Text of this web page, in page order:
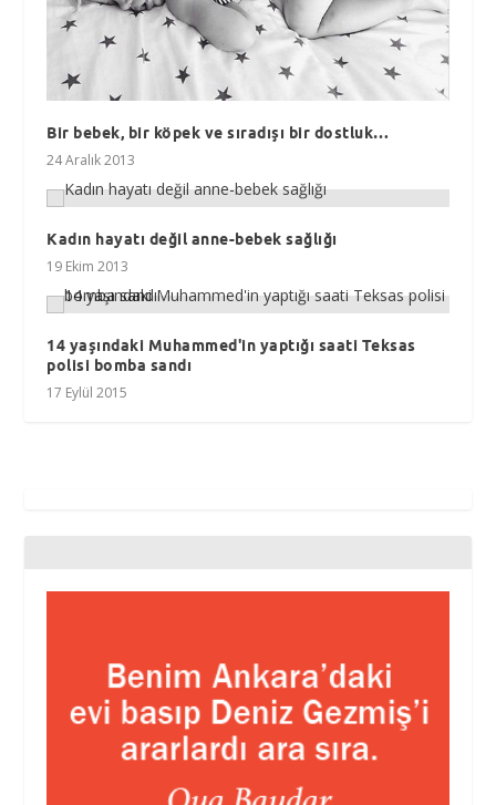
Bir bebek, bir köpek ve sıradışı bir dostluk…
24 Aralık 2013
Kadın hayatı değil anne-bebek sağlığı
19 Ekim 2013
14 yaşındaki Muhammed'in yaptığı saati Teksas
polisi bomba sandı
17 Eylül 2015